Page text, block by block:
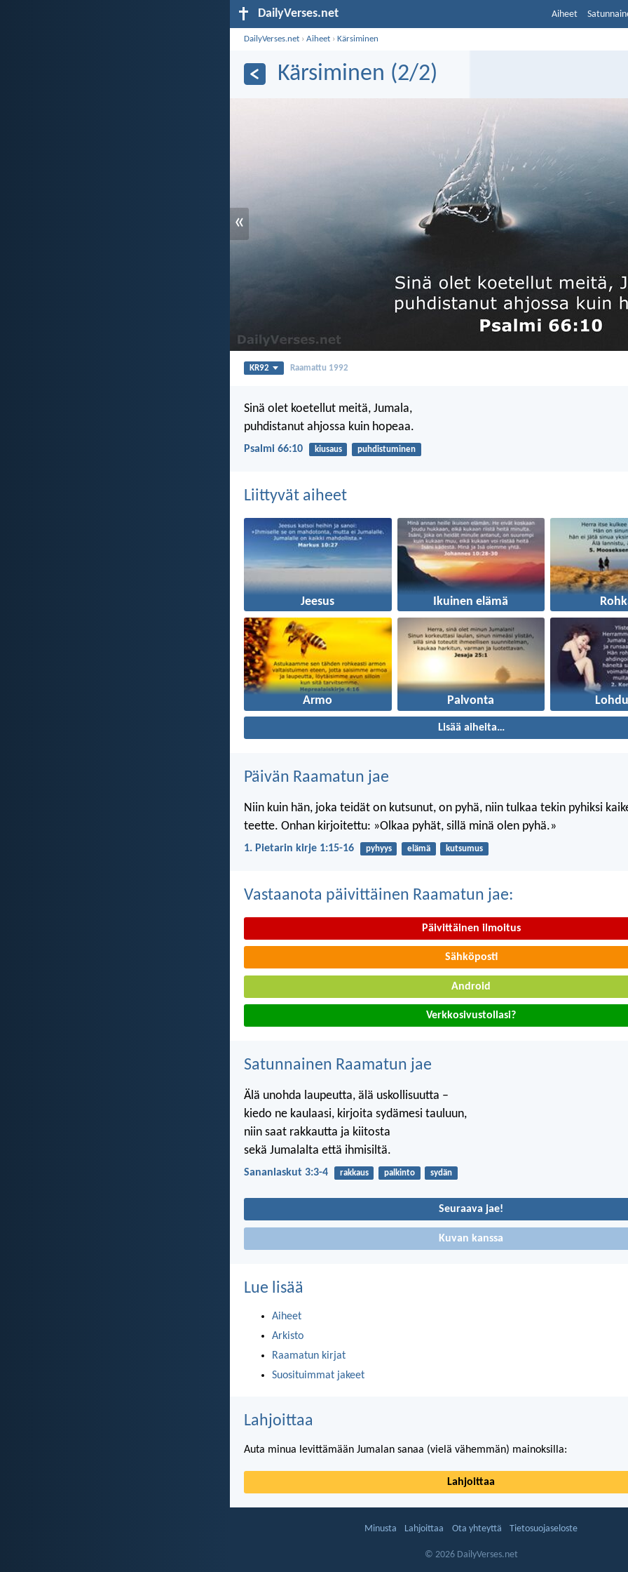
DailyVerses.net Aiheet
DailyVerses.net ›Aiheet ›Kärsiminen
Kärsiminen (2/2)
«
KR92 Raamattu 1992
Sinä olet koetellut meitä, Jumala,
puhdistanut ahjossa kuin hopeaa.
Psalmi 66:10 kiusaus puhdistuminen
Liittyvät aiheet
Jeesus Ikuinen elämä
Armo Palvonta
Lisää aiheita…
Päivän Raamatun jae
Niin kuin hän, joka teidät on kutsunut, on pyhä, niin tulkaa tekin pyhiksi
teette. Onhan kirjoitettu: »Olkaa pyhät, sillä minä olen pyhä.»
1. Pietarin kirje 1:15-16 pyhyys elämä kutsumus
Vastaanota päivittäinen Raamatun jae:
Päivittäinen ilmoitus
Sähköposti
Android
Verkkosivustollasi?
Satunnainen Raamatun jae
Älä unohda laupeutta, älä uskollisuutta –
kiedo ne kaulaasi, kirjoita sydämesi tauluun,
niin saat rakkautta ja kiitosta
sekä Jumalalta että ihmisiltä.
Sananlaskut 3:3-4 rakkaus palkinto sydän
Seuraava jae!
Kuvan kanssa
Lue lisää
Aiheet
Arkisto
Raamatun kirjat
Suosituimmat jakeet
Lahjoittaa
Auta minua levittämään Jumalan sanaa (vielä vähemmän) mainoksilla:
Lahjoittaa
Minusta Lahjoittaa Ota yhteyttä Tietosuojaseloste
© 2026 DailyVerses.net